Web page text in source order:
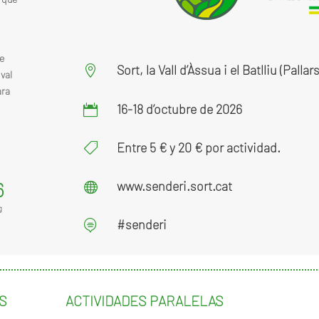
 Sort, la Vall d’Àssua i el Batlliu
 16-18 d’octubre de 2026
 Entre 5 € y 20 € por actividad.
 www.senderi.sort.cat
 #senderi
ACTIVIDADES PARALELAS